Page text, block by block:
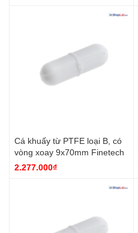
Cá khuấy từ PTFE loại B, có
vòng xoay 9x70mm Finetech
2.277.000₫